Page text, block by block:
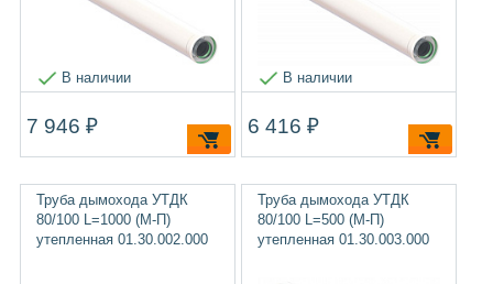
В наличии
7 946 ₽
В наличии
6 416 ₽
Труба дымохода УТДК
80/100 L=1000 (М-П)
утепленная 01.30.002.000
Труба дымохода УТДК
80/100 L=500 (М-П)
утепленная 01.30.003.000